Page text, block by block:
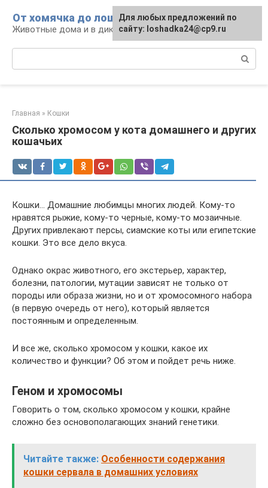
контенту
От хомячка до лошади
Животные дома и в дикой природе
Главная » Кошки
Сколько хромосом у кота домашнего и других
кошачьих
Кошки… Домашние любимцы многих людей. Кому-то
нравятся рыжие, кому-то черные, кому-то мозаичные.
Других привлекают персы, сиамские коты или египетские
кошки. Это все дело вкуса.
Однако окрас животного, его экстерьер, характер,
болезни, патологии, мутации зависят не только от
породы или образа жизни, но и от хромосомного набора
(в первую очередь от него), который является
постоянным и определенным.
И все же, сколько хромосом у кошки, какое их
количество и функции? Об этом и пойдет речь ниже.
Геном и хромосомы
Говорить о том, сколько хромосом у кошки, крайне
сложно без основополагающих знаний генетики.
Читайте также: Особенности содержания
кошки сервала в домашних условиях
Для любых предложений по
сайту: loshadka24@cp9.ru